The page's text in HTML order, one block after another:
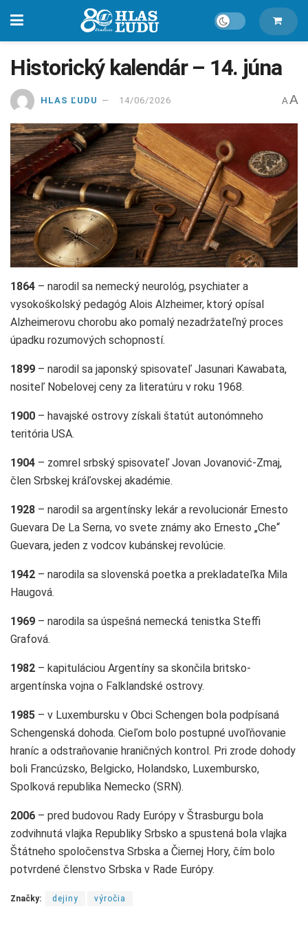
Historický kalendár – 14. júna
HLAS ĽUDU 14/06/2026 A A
1864 – narodil sa nemecký neurológ, psychiater a
vysokoškolský pedagóg Alois Alzheimer, ktorý opísal
Alzheimerovu chorobu ako pomalý nezadržateľný proces
úpadku rozumových schopností.
1899 – narodil sa japonský spisovateľ Jasunari Kawabata,
nositeľ Nobelovej ceny za literatúru v roku 1968.
1900 – havajské ostrovy získali štatút autonómneho
teritória USA.
1904 – zomrel srbský spisovateľ Jovan Jovanović-Zmaj,
člen Srbskej kráľovskej akadémie.
1928 – narodil sa argentínsky lekár a revolucionár Ernesto
Guevara De La Serna, vo svete známy ako Ernesto „Che“
Guevara, jeden z vodcov kubánskej revolúcie.
1942 – narodila sa slovenská poetka a prekladateľka Mila
Haugová.
1969 – narodila sa úspešná nemecká tenistka Steffi
Grafová.
1982 – kapituláciou Argentíny sa skončila britsko-
argentínska vojna o Falklandské ostrovy.
1985 – v Luxembursku v Obci Schengen bola podpísaná
Schengenská dohoda. Cieľom bolo postupné uvoľňovanie
hraníc a odstraňovanie hraničných kontrol. Pri zrode dohody
boli Francúzsko, Belgicko, Holandsko, Luxembursko,
Spolková republika Nemecko (SRN).
2006 – pred budovou Rady Európy v Štrasburgu bola
zodvihnutá vlajka Republiky Srbsko a spustená bola vlajka
Štátneho spoločenstva Srbska a Čiernej Hory, čím bolo
potvrdené členstvo Srbska v Rade Európy.
Značky: dejiny výročia